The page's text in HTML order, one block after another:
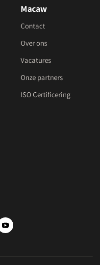
Macaw
Contact
Over ons
Vacatures
Onze partners
ISO Certificering